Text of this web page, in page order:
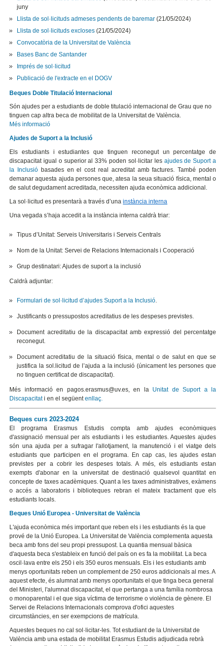
juny
Llista de sol·licituds admeses pendents de baremar (21/05/2024)
Llista de sol·licituds excloses (21/05/2024)
Convocatòria de la Universitat de València
Bases Banc de Santander
Imprés de sol·licitud
Publicació de l'extracte en el DOGV
Beques Doble Titulació Internacional
Són ajudes per a estudiants de doble titulació internacional de Grau que no
tinguen cap altra beca de mobilitat de la Universitat de València.
Més informació
Ajudes de Suport a la Inclusió
Els estudiants i estudiantes que tinguen reconegut un percentatge de
discapacitat igual o superior al 33% poden sol·licitar les ajudes de Suport a
la Inclusió basades en el cost real acreditat amb factures. També poden
demanar aquesta ajuda persones que, atesa la seua situació física, mental o
de salut degudament acreditada, necessiten ajuda econòmica addicional.
La sol·licitud es presentarà a través d’unainstància interna
Una vegada s’haja accedit a la instància interna caldrà triar:
Tipus d’Unitat: Serveis Universitaris i Serveis Centrals
Nom de la Unitat: Servei de Relacions Internacionals i Cooperació
Grup destinatari: Ajudes de suport a la inclusió
Caldrà adjuntar:
Formulari de sol·licitud d’ajudes Suport a la Inclusió.
Justificants o pressupostos acreditatius de les despeses previstes.
Document acreditatiu de la discapacitat amb expressió del percentatge
reconegut.
Document acreditatiu de la situació física, mental o de salut en que se
justifica la sol.licitud de l’ajuda a la inclusió (únicament les persones que
no tinguen certificat de discapacitat).
Més informació en pagos.erasmus@uv.es, en la Unitat de Suport a la
Discapacitati en el següentenllaç.
Beques curs 2023-2024
El programa Erasmus Estudis compta amb ajudes econòmiques
d'assignació mensual per als estudiants i les estudiantes. Aquestes ajudes
són una ajuda per a sufragar l'allotjament, la manutenció i el viatge dels
estudiants que participen en el programa. En cap cas, les ajudes estan
previstes per a cobrir les despeses totals. A més, els estudiants estan
exempts d'abonar en la universitat de destinació qualsevol quantitat en
concepte de taxes acadèmiques. Quant a les taxes administratives, exàmens
o accés a laboratoris i biblioteques rebran el mateix tractament que els
estudiants locals.
Beques Unió Europea - Universitat de València
L'ajuda econòmica més important que reben els i les estudiants és la que
prové de la Unió Europea. La Universitat de València complementa aquesta
beca amb fons del seu propi pressupost. La quantia mensual bàsica
d'aquesta beca s'estableix en funció del país on es fa la mobilitat. La beca
oscil·lava entre els 250 i els 350 euros mensuals. Els i les estudiants amb
menys oportunitats reben un complement de 250 euros addicionals al mes. A
aquest efecte, és alumnat amb menys oportunitats el que tinga beca general
del Ministeri, l'alumnat discapacitat, el que pertanga a una família nombrosa
o monoparental i el que siga víctima de terrorisme o violència de gènere. El
Servei de Relacions Internacionals comprova d'ofici aquestes
circumstàncies, en ser exempcions de matrícula.
Aquestes beques no cal sol·licitar-les. Tot estudiant de la Universitat de
València amb una estada de mobilitat Erasmus Estudis adjudicada rebrà